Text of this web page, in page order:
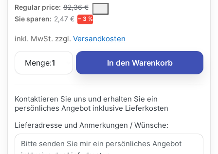
Regular price: 82,36 €
The Regular Price is the median selling price paid by
Sie sparen: 2,47 € − 3 %
inkl. MwSt. zzgl. Versandkosten
Menge:1 In den Warenkorb
Kontaktieren Sie uns und erhalten Sie ein
persönliches Angebot inklusive Lieferkosten
Lieferadresse und Anmerkungen / Wünsche: